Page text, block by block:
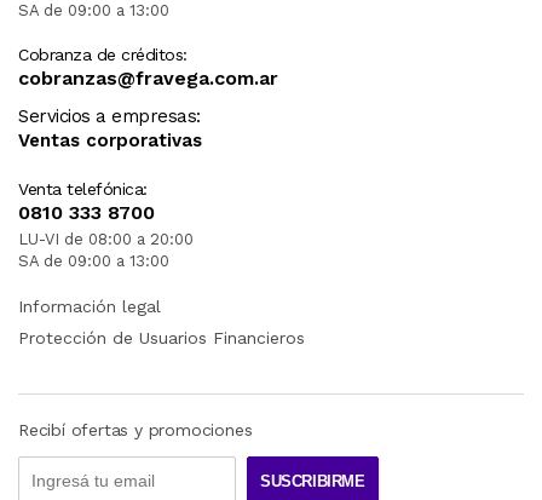
SA de 09:00 a 13:00
Cobranza de créditos:
cobranzas@fravega.com.ar
Servicios a empresas:
Ventas corporativas
Venta telefónica:
0810 333 8700
LU-VI de 08:00 a 20:00
SA de 09:00 a 13:00
Información legal
Protección de Usuarios Financieros
Recibí ofertas y promociones
SUSCRIBIRME